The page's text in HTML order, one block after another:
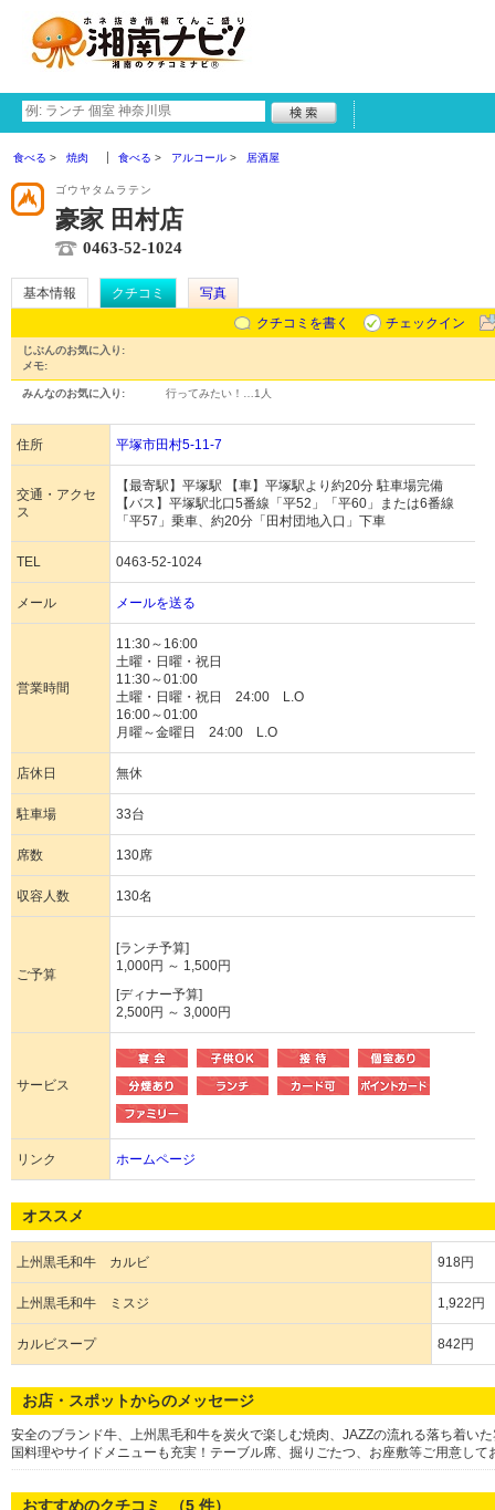
食べる 焼肉 食べる アルコール 居酒屋
ゴウヤタムラテン
豪家 田村店
0463-52-1024
基本情報 クチコミ
写真
クチコミを書く
チェックイン
じぶんのお気に入り:
メモ:
みんなのお気に入り: 行ってみたい！… 1人
住所 平塚市田村5-11-7
交通・アクセ
ス
【最寄駅】平塚駅 【車】平塚駅より約20分 駐車場完備
【バス】平塚駅北口5番線「平52」「平60」または6番線
「平57」乗車、約20分「田村団地入口」下車
TEL 0463-52-1024
メール メールを送る
営業時間
11:30～16:00
土曜・日曜・祝日
11:30～01:00
土曜・日曜・祝日 24:00 L.O
16:00～01:00
月曜～金曜日 24:00 L.O
店休日 無休
駐車場 33台
席数 130席
収容人数 130名
ご予算
[ランチ予算]
1,000円 ～ 1,500円
[ディナー予算]
2,500円 ～ 3,000円
サービス
リンク ホームページ
オススメ
上州黒毛和牛 カルビ 918円
上州黒毛和牛 ミスジ 1,922円
カルビスープ 842円
お店・スポットからのメッセージ
安全のブランド牛、上州黒毛和牛を炭火で楽しむ焼肉、JAZZの流れる落ち着い
国料理やサイドメニューも充実！テーブル席、掘りごたつ、お座敷等ご用意し
おすすめのクチコミ （5 件）